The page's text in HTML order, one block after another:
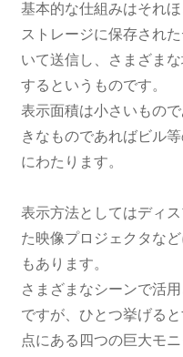
基本的な仕組みはそれ
ストレージに保存され
いて送信し、さまざま
するというものです。
表示面積は小さいもの
きなものであればビル
にわたります。
表示方法としてはディ
た映像プロジェクタな
もあります。
さまざまなシーンで活
ですが、ひとつ挙げる
点にある四つの巨大モニ